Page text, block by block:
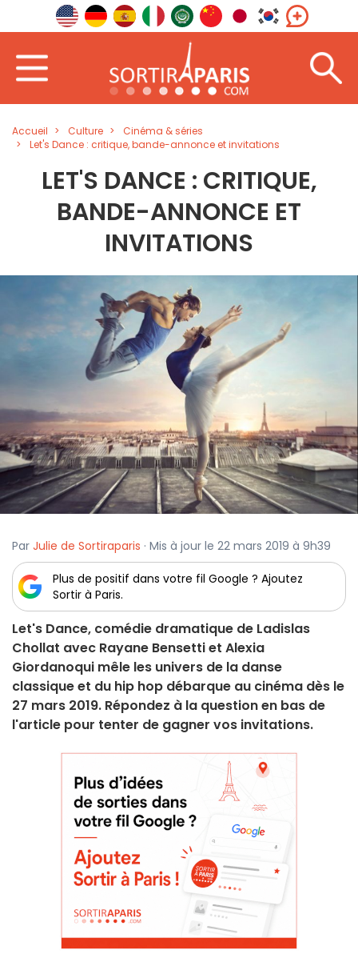
Accueil Culture
Cinéma & séries
Let's Dance : critique, bande-annonce et invitations
LET'S DANCE : CRITIQUE,
BANDE-ANNONCE ET
INVITATIONS
Par Julie de Sortiraparis · Mis à jour le 22 mars 2019 à 9h39
Plus de positif dans votre fil Google ? Ajoutez
Sortir à Paris.
Let's Dance, comédie dramatique de Ladislas
Chollat avec Rayane Bensetti et Alexia
Giordanoqui mêle les univers de la danse
classique et du hip hop débarque au cinéma dès le
27 mars 2019. Répondez à la question en bas de
l'article pour tenter de gagner vos invitations.